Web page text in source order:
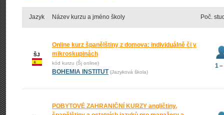
Jazyk Název kurzu a jméno školy Poč.
ŠJ
Online kurz španělštiny z domova: individuálně či v
mikroskupinách
kód kurzu (Šj online)
BOHEMIA INSTITUT (Jazyková škola)
1
POBYTOVÉ ZAHRANIČNÍ KURZY angličtiny,